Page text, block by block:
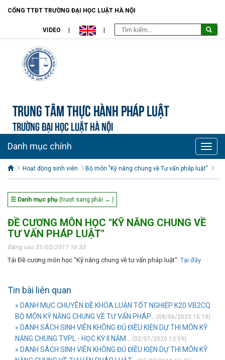
CỔNG TTĐT TRƯỜNG ĐẠI HỌC LUẬT HÀ NỘI
VIDEO
Trung tâm Thực hành pháp luật
TRƯỜNG ĐẠI HỌC LUẬT HÀ NỘI
Toggle
Danh mục chính
Hoạt động sinh viên Bộ môn "Kỹ năng chung về Tư vấn pháp luật"
☰ Danh mục phụ (trượt sang phải → )
ĐỀ CƯƠNG MÔN HỌC "KỸ NĂNG CHUNG VỀ
TƯ VẤN PHÁP LUẬT"
Đăng vào 31/05/2017 16:33
Tải Đề cương môn học "Kỹ năng chung về tư vấn pháp luật":Tại đây
Tin bài liên quan
» DANH MỤC CHUYÊN ĐỀ KHÓA LUẬN TỐT NGHIỆP K20 VB2CQ
BỘ MÔN KỸ NĂNG CHUNG VỀ TƯ VẤN PHÁP...
(08/06/2023 15:19)
» DANH SÁCH SINH VIÊN KHÔNG ĐỦ ĐIỀU KIỆN DỰ THI MÔN KỸ
NĂNG CHUNG TVPL - HỌC KỲ II NĂM...
(02/07/2020 13:59)
» DANH SÁCH SINH VIÊN KHÔNG ĐỦ ĐIỀU KIỆN DỰ THI MÔN KỸ